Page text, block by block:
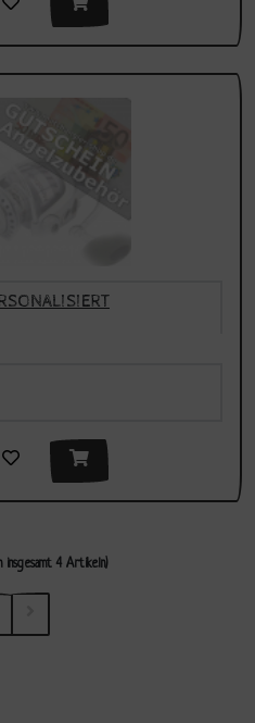
insgesamt 4Artikeln)